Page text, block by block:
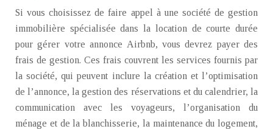
Si vous choisissez de faire appel à une société de gestion
immobilière spécialisée dans la location de courte durée
pour gérer votre annonce Airbnb, vous devrez payer des
frais de gestion. Ces frais couvrent les services fournis par
la société, qui peuvent inclure la création et l’optimisation
de l’annonce, la gestion des réservations et du calendrier, la
communication avec les voyageurs, l’organisation du
ménage et de la blanchisserie, la maintenance du logement,